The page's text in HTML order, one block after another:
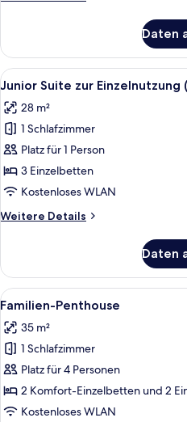
Suite
(klein)
Daten
Alle
Fotos
für
Junior
Suite
zur
Einzelnutzung
anzeigen
6
Junior Suite zur Einzelnutzung
28 m²
1 Schlafzimmer
Platz für 1 Person
3 Einzelbetten
Kostenloses WLAN
Weitere Details
Weitere
Suite
zur
Einzelnutzung
Daten
Alle
Fotos
für
Familien-
Penthouse
anzeigen
4
Familien-Penthouse
35 m²
1 Schlafzimmer
Platz für 4 Personen
2 Komfort-Einzelbetten und 2
Kostenloses WLAN